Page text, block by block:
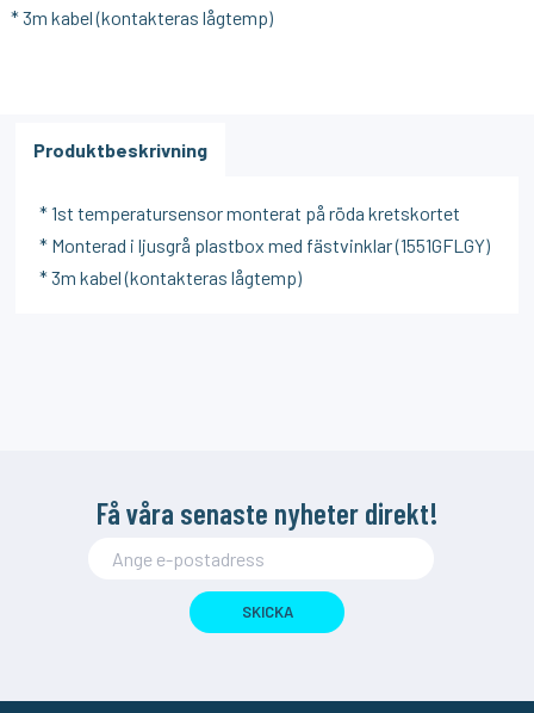
* 3m kabel (kontakteras lågtemp)
Produktbeskrivning
* 1st temperatursensor monterat på röda kretskortet
* Monterad i ljusgrå plastbox med fästvinklar (1551GFLGY)
* 3m kabel (kontakteras lågtemp)
Få våra senaste nyheter direkt!
SKICKA